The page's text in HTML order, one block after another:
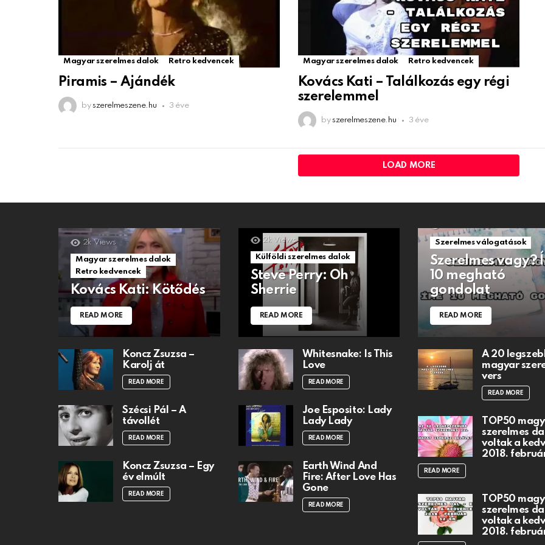
Magyar szerelmes dalok Retro kedvencek
Piramis – Ajándék
by szerelmeszene.hu 3 éve
Magyar szerelmes dalok Retro kedvencek
Kovács Kati – Találkozás egy régi
szerelemmel
by szerelmeszene.hu 3 éve
LOAD MORE
2k Views
Magyar szerelmes dalok
Retro kedvencek
Kovács Kati: Kötődés
READ MORE
Koncz Zsuzsa –
Karolj át
READ MORE
Szécsi Pál – A
távollét
READ MORE
Koncz Zsuzsa – Egy
év elmúlt
READ MORE
2k Views
Külföldi szerelmes dalok
Steve Perry: Oh
Sherrie
READ MORE
Whitesnake: Is This
Love
READ MORE
Joe Esposito: Lady
Lady Lady
READ MORE
Earth Wind And
Fire: After Love Has
Gone
READ MORE
Szerelmes válogatások
Szerelmes vagy?
10 megható
gondolat
READ MORE
A 20
magyar
vers
READ MORE
TOP50
szerelmes
voltak a
2018.
READ MORE
TOP50
szerelmes
voltak a
2018.